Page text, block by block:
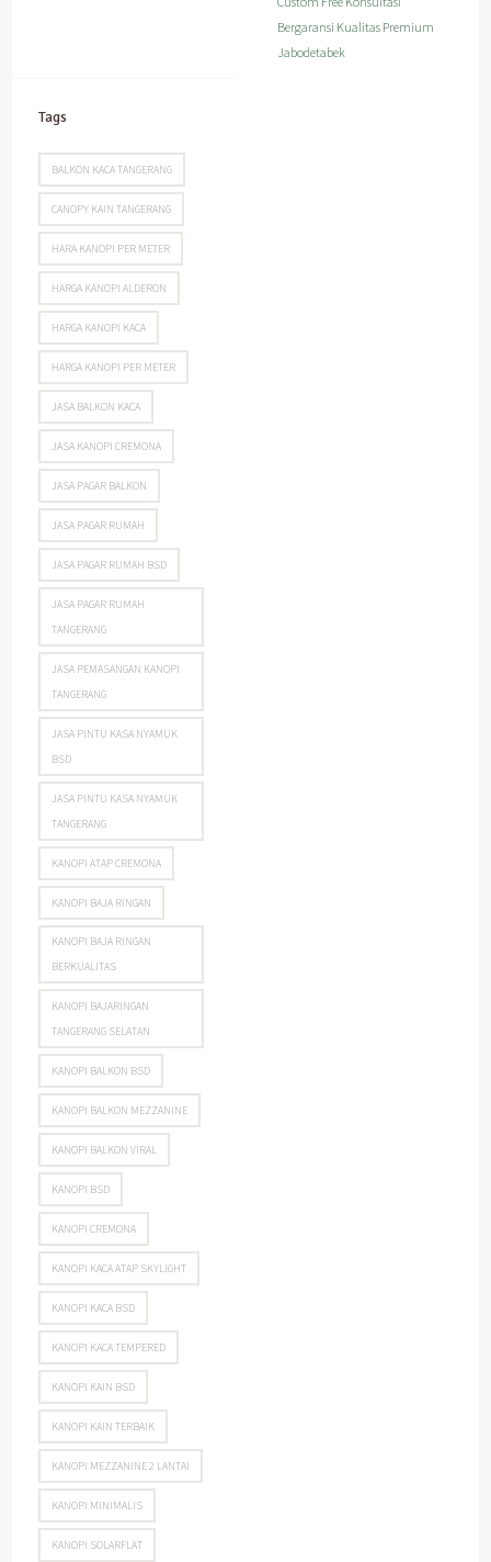
Bergaransi Kualitas Premium
Jabodetabek
Tags
BALKON KACA TANGERANG
CANOPY KAIN TANGERANG
HARA KANOPI PER METER
HARGA KANOPI ALDERON
HARGA KANOPI KACA
HARGA KANOPI PER METER
JASA BALKON KACA
JASA KANOPI CREMONA
JASA PAGAR BALKON
JASA PAGAR RUMAH
JASA PAGAR RUMAH BSD
JASA PAGAR RUMAH
TANGERANG
JASA PEMASANGAN KANOPI
TANGERANG
JASA PINTU KASA NYAMUK
BSD
JASA PINTU KASA NYAMUK
TANGERANG
KANOPI ATAP CREMONA
KANOPI BAJA RINGAN
KANOPI BAJA RINGAN
BERKUALITAS
KANOPI BAJARINGAN
TANGERANG SELATAN
KANOPI BALKON BSD
KANOPI BALKON MEZZANINE
KANOPI BALKON VIRAL
KANOPI BSD
KANOPI CREMONA
KANOPI KACA ATAP SKYLIGHT
KANOPI KACA BSD
KANOPI KACA TEMPERED
KANOPI KAIN BSD
KANOPI KAIN TERBAIK
KANOPI MEZZANINE 2 LANTAI
KANOPI MINIMALIS
KANOPI SOLARFLAT